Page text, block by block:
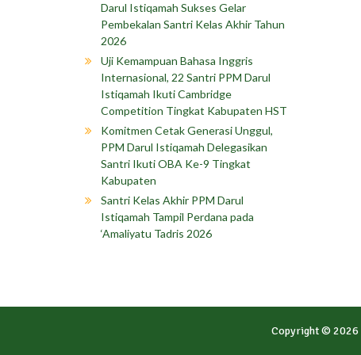
Darul Istiqamah Sukses Gelar
Pembekalan Santri Kelas Akhir Tahun
2026
Uji Kemampuan Bahasa Inggris
Internasional, 22 Santri PPM Darul
Istiqamah Ikuti Cambridge
Competition Tingkat Kabupaten HST
Komitmen Cetak Generasi Unggul,
PPM Darul Istiqamah Delegasikan
Santri Ikuti OBA Ke-9 Tingkat
Kabupaten
Santri Kelas Akhir PPM Darul
Istiqamah Tampil Perdana pada
‘Amaliyatu Tadris 2026
Copyright © 2026